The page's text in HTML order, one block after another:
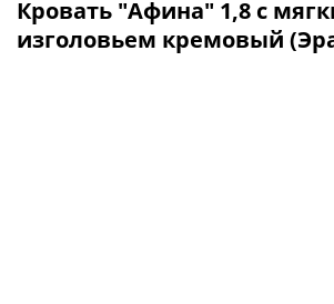
Кровать "Афина" 1,8 с
изголовьем кремовый